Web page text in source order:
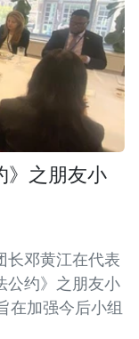
》之朋友小
长邓黄江在代表
公约》之朋友小
在加强今后小组